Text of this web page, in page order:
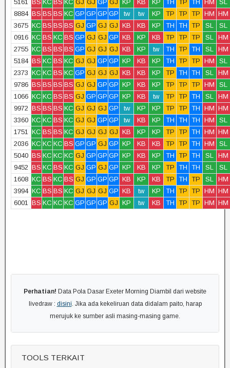
5161 BS KC BS KC GJ GJ GP GJ KP KB KP TH TP TH HM
SL
8884 BS BS BS KC GP GP GP GP tw tw KP TP TP TP HM HM
3675 KC BS BS BS GJ GP GJ GJ KB KB KP TH TH TP SL
SL
0916 KC BS KC BS GP GJ GJ GP KB KP KB TP TP TP SL HM
2755 KC BS BS BS GP GJ GJ GJ KB KP tw TH TP TH SL HM
5184 BS KC BS KC GJ GJ GP GP KP KB KP TH TP TP HM
SL
2373 KC KC BS KC GP GJ GJ GJ KB KB KP TP TH TH SL HM
9786 BS BS BS BS GJ GJ GP GP KP KB KP TP TP TP HM
SL
1066 KC KC BS BS GJ GP GP GP KP KB tw TP TP TH SL HM
9972 BS BS BS KC GJ GJ GJ GP tw KP KP TP TP TH HM HM
3360 KC KC BS KC GJ GJ GP GP tw KB KP TH TH TH HM
SL
1751 KC BS BS KC GJ GJ GJ GJ KB KP KP TP TP TH HM HM
2036 KC KC KC BS GP GP GJ GP KP KB KB TP TP TH HM
SL
5040 BS KC KC KC GJ GP GP GP KP KB KP TH TP TH SL HM
9452 BS KC BS KC GJ GP GJ GP KP KB KP TP TH TH SL
SL
1608 KC BS KC BS GJ GP GP GP KB KP KB TP TH TP SL HM
3994 KC BS BS KC GJ GJ GJ GP KB tw KP TH TP TP HM HM
6001 BS KC KC KC GP GP GP GJ KP tw KB TH TP TP HM HM
Perhatian! Data Pola Dasar Exeter Morning Diambil dari website
livedraw : disini. Jika ada kekeliruan data didalam paito, harap
merujuk ke sumber asli masing-masing game.
TOOLS TERKAIT